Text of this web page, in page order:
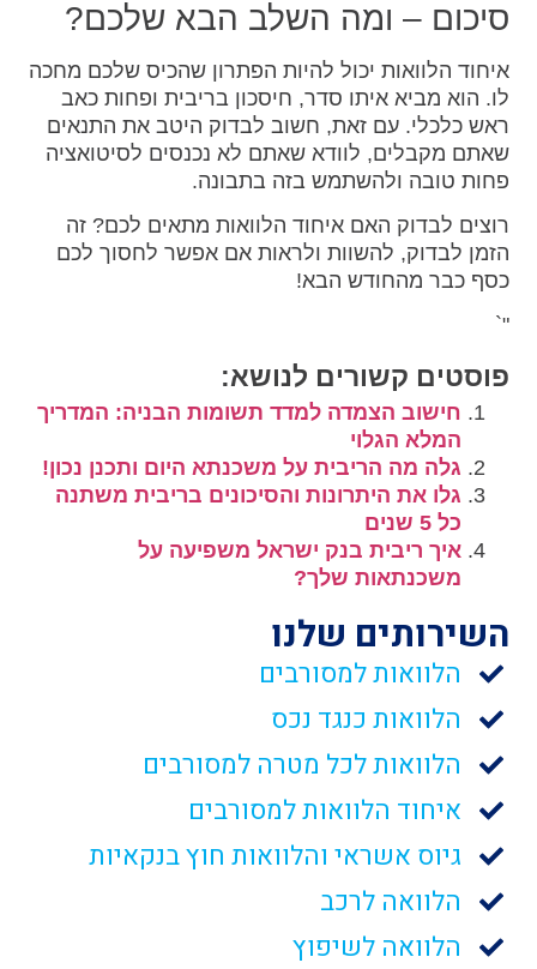
סיכום – ומה השלב הבא שלכם?
איחוד הלוואות יכול להיות הפתרון שהכיס שלכם מחכה
לו. הוא מביא איתו סדר, חיסכון בריבית ופחות כאב
ראש כלכלי. עם זאת, חשוב לבדוק היטב את התנאים
שאתם מקבלים, לוודא שאתם לא נכנסים לסיטואציה
פחות טובה ולהשתמש בזה בתבונה.
רוצים לבדוק האם איחוד הלוואות מתאים לכם? זה
הזמן לבדוק, להשוות ולראות אם אפשר לחסוך לכם
כסף כבר מהחודש הבא!
"`
פוסטים קשורים לנושא:
חישוב הצמדה למדד תשומות הבניה: המדריך
המלא הגלוי
גלה מה הריבית על משכנתא היום ותכנן נכון!
גלו את היתרונות והסיכונים בריבית משתנה
כל 5 שנים
איך ריבית בנק ישראל משפיעה על
משכנתאות שלך?
השירותים שלנו
הלוואות למסורבים
הלוואות כנגד נכס
הלוואות לכל מטרה למסורבים
איחוד הלוואות למסורבים
גיוס אשראי והלוואות חוץ בנקאיות
הלוואה לרכב
הלוואה לשיפוץ